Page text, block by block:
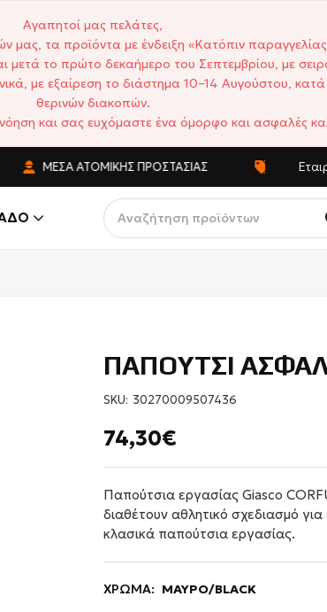
Αγαπητοί μας πελάτες,
μας, τα προϊόντα με ένδειξη «Κατόπιν
το πρώτο δεκαήμερο του Σεπτεμβρίου, με
με εξαίρεση το διάστημα 10–14 Αυγούστου,
θερινών διακοπών.
και σας ευχόμαστε ένα όμορφο και ασφαλές
ΜΈΣΑ ΑΤΟΜΙΚΉΣ ΠΡΟΣΤΑΣΊΑΣ
ΠΑΠΟΥΤΣΙ
SKU: 30270009507436
74,30€
Παπούτσια εργασίας Giasco
διαθέτουν αθλητικό σχεδιασμό
κλασικά παπούτσια εργασίας.
ΧΡΩΜΑ: ΜΑΥΡΟ/BLACK